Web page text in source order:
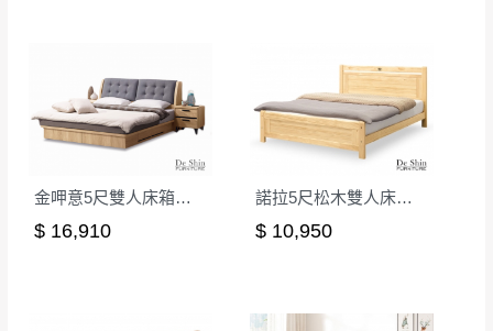
需以吊車或其他的吊掛方式吊運，費用將由買方自行
支付。
因大型傢俱有組裝、配送的問題，並非一般快速到貨
商品，無法指定特定時間送達，司機當天到貨前皆會
寶貴時間。
如遇自然災害、政府宣布之災害警報等不可抗力情
百貨公司配送暫無法配合開店前、閉店後時段，並送
本公司部份商品無維修服務，超過7日鑑賞
期，商品使用年限，因客人使用習慣、居家
環境不同。若屬人為因素導致商品損壞、零
件短缺，則維修、搬運費用，需由消費者自
行吸收(另事先與消費者報價，消費者同意將
會進行維修)。
形，我們需酌收退貨運費。
金呷意5尺雙人床箱式床台│床架
$ 16,910
諾拉5尺松木雙人床台│床架
$ 10,950